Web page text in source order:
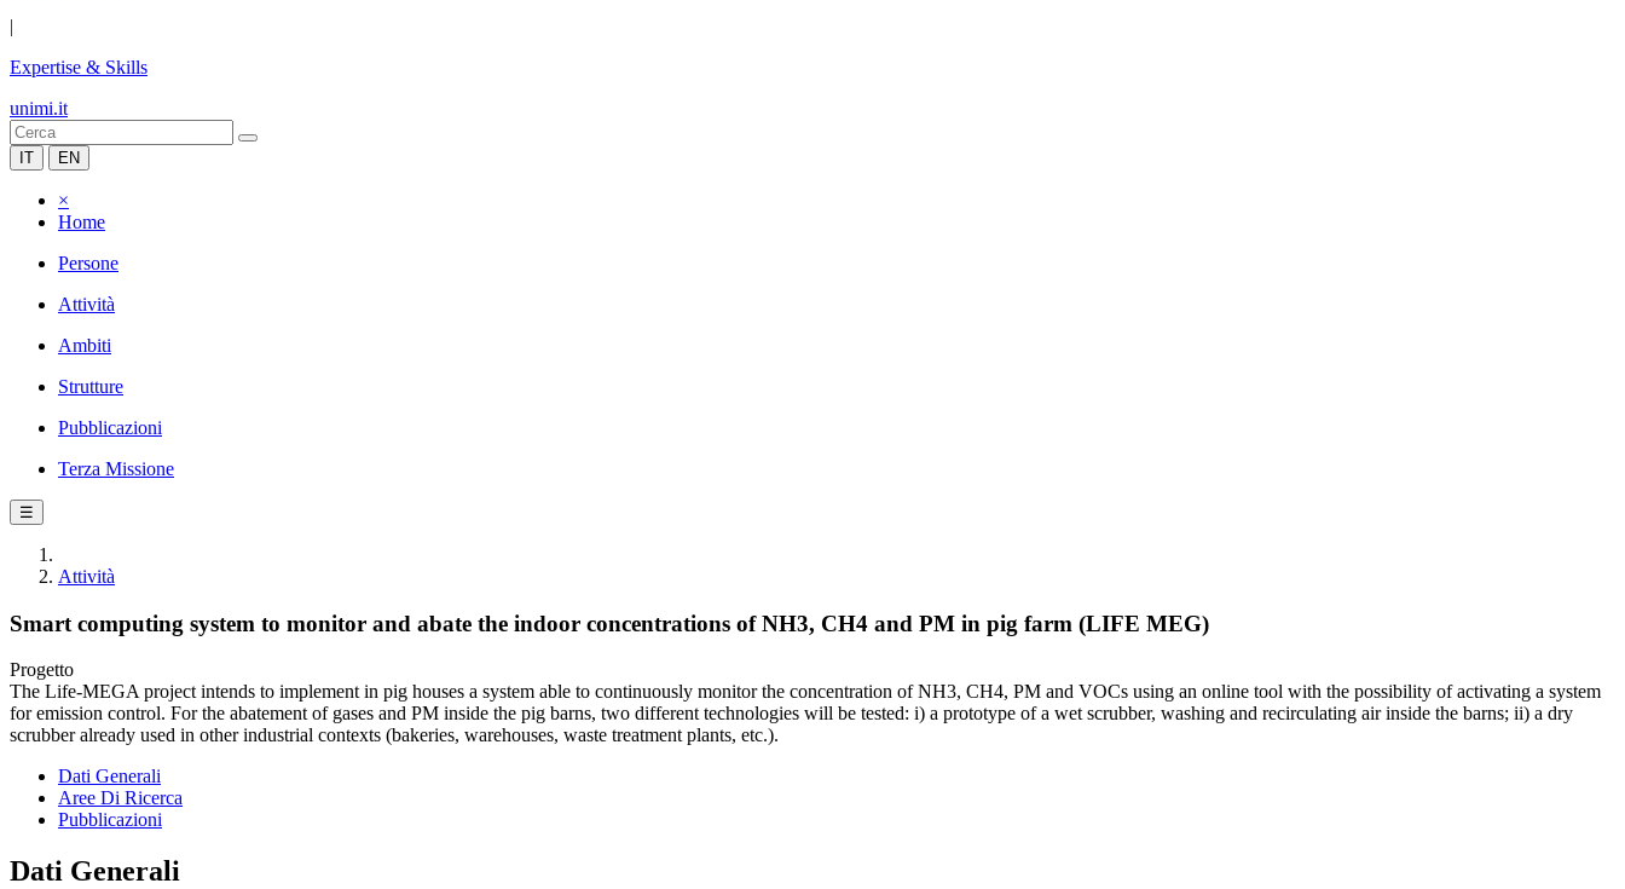
|
Expertise & Skills
unimi.it
IT EN
×
Home
Persone
Attività
Ambiti
Strutture
Pubblicazioni
Terza Missione
☰
Attività
Smart computing system to monitor and abate the indoor concentrations of NH3, CH4 and PM in pig farm (LIFE MEG)
Progetto
The Life-MEGA project intends to implement in pig houses a system able to continuously monitor the concentration of NH3, CH4, PM and VOCs using an online tool with the possibility of activating a system
for emission control. For the abatement of gases and PM inside the pig barns, two different technologies will be tested: i) a prototype of a wet scrubber, washing and recirculating air inside the barns; ii) a dry
scrubber already used in other industrial contexts (bakeries, warehouses, waste treatment plants, etc.).
Dati Generali
Aree Di Ricerca
Pubblicazioni
Dati Generali